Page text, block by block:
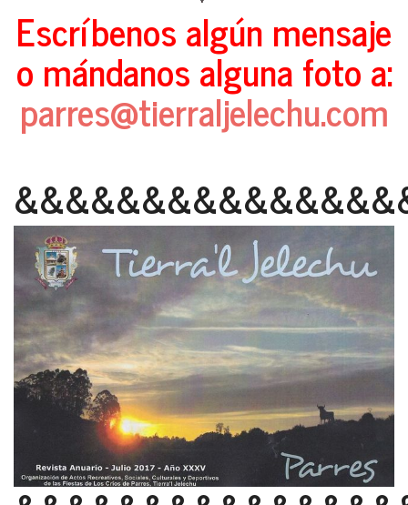
Escríbenos algún mensaje
o mándanos alguna foto a:
parres@tierraljelechu.com